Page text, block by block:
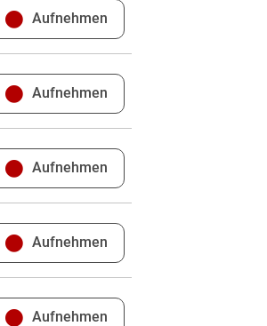
Aufnehmen
Aufnehmen
Aufnehmen
Aufnehmen
Aufnehmen